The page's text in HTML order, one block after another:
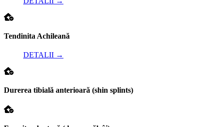
Tendinita Achileană
DETALII →
Durerea tibială anterioară (shin splints)